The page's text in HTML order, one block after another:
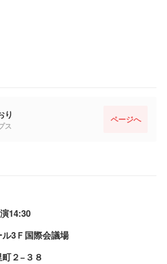
り
ス
ページへ
14:30
3Ｆ国際会議場
２−３８